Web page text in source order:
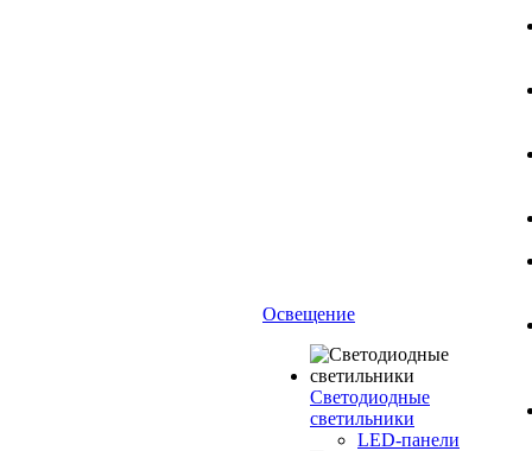
Освещение
Светодиодные
светильники
LED-панели